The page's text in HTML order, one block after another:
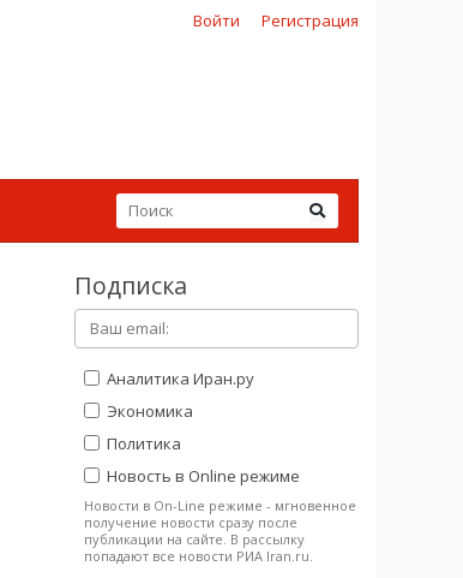
Войти Регистрация
Подписка
Аналитика Иран.ру
Экономика
Политика
Новость в Online режиме
Новости в On-Line режиме - мгновенное
получение новости сразу после
публикации на сайте. В рассылку
попадают все новости РИА Iran.ru.